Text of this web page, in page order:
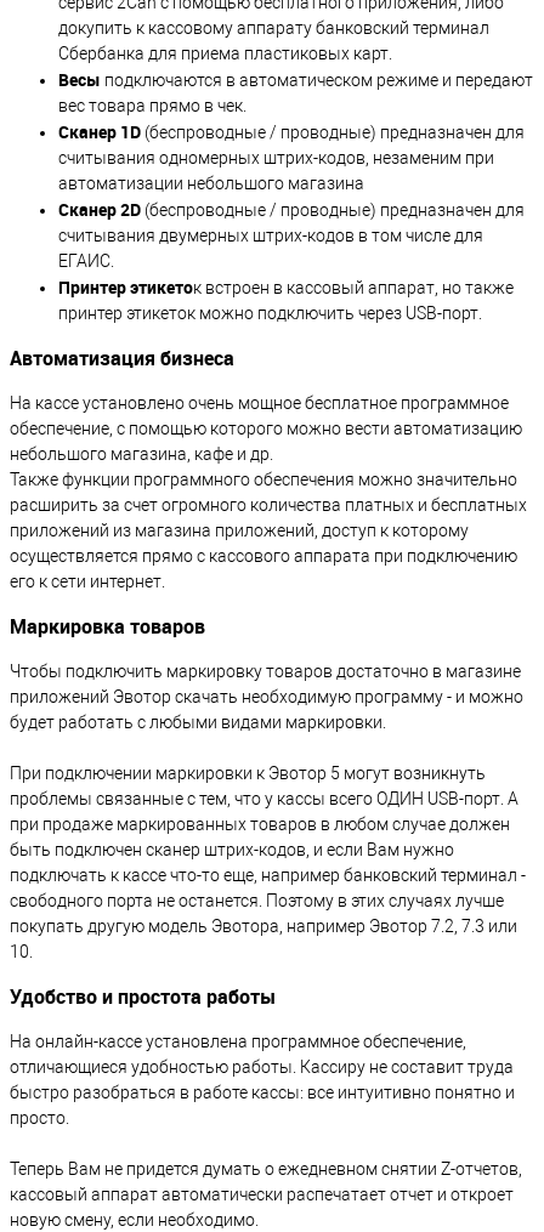
докупить к кассовому аппарату банковский терминал
Сбербанка для приема пластиковых карт.
Весы подключаются в автоматическом режиме и передают
вес товара прямо в чек.
Сканер 1D (беспроводные / проводные) предназначен для
считывания одномерных штрих-кодов, незаменим при
автоматизации небольшого магазина
Сканер 2D (беспроводные / проводные) предназначен для
считывания двумерных штрих-кодов в том числе для
ЕГАИС.
Принтер этикеток встроен в кассовый аппарат, но также
принтер этикеток можно подключить через USB-порт.
Автоматизация бизнеса
На кассе установлено очень мощное бесплатное программное
обеспечение, с помощью которого можно вести автоматизацию
небольшого магазина, кафе и др.
Также функции программного обеспечения можно значительно
расширить за счет огромного количества платных и бесплатных
приложений из магазина приложений, доступ к которому
осуществляется прямо с кассового аппарата при подключению
его к сети интернет.
Маркировка товаров
Чтобы подключить маркировку товаров достаточно в магазине
приложений Эвотор скачать необходимую программу - и можно
будет работать с любыми видами маркировки.
При подключении маркировки к Эвотор 5 могут возникнуть
проблемы связанные с тем, что у кассы всего ОДИН USB-порт. А
при продаже маркированных товаров в любом случае должен
быть подключен сканер штрих-кодов, и если Вам нужно
подключать к кассе что-то еще, например банковский терминал -
свободного порта не останется. Поэтому в этих случаях лучше
покупать другую модель Эвотора, например Эвотор 7.2, 7.3 или
10.
Удобство и простота работы
На онлайн-кассе установлена программное обеспечение,
отличающиеся удобностью работы. Кассиру не составит труда
быстро разобраться в работе кассы: все интуитивно понятно и
просто.
Теперь Вам не придется думать о ежедневном снятии Z-отчетов,
кассовый аппарат автоматически распечатает отчет и откроет
новую смену, если необходимо.